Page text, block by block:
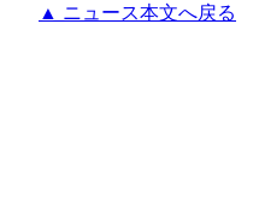
▲ ニュース本文へ戻る